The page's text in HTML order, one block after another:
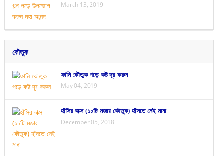
March 13, 2019
কৌতুক
ফানি কৌতুক পড়ে কষ্ট দূর করুন
May 04, 2019
হাঁসির বাক্স (১০টি মজার কৌতুক) হাঁসতে নেই মানা
December 05, 2018